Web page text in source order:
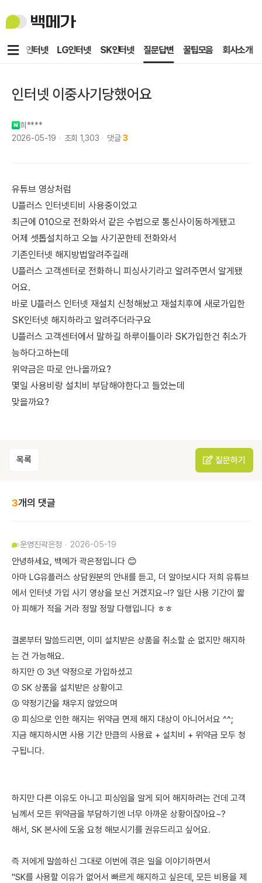
백
메
KT인터넷 LG인터넷 SK인터넷 질문답변 꿀팁모음 회사소개
메
인터넷 이중사기당했어요
희****
2026-05-19
조회 1,303 댓글 3
유튜브 영상처럼
U플러스 인터넷티비 사용중이었고
최근에 010으로 전화와서 같은 수법으로 통신사이동하게됐고
어제 셋톱설치하고 오늘 사기꾼한테 전화와서
기존인터넷 해지방법알려주길래
U플러스 고객센터로 전화하니 피싱사기라고 알려주면서 알게됐
어요.
바로 U플러스 인터넷 재설치 신청해놨고 재설치후에 새로가입한
SK인터넷 해지하라고 알려주더라구요
U플러스 고객센터에서 말하길 하루이틀이라 SK가입한건 취소가
능하다고하는데
위약금은 따로 안나올까요?
몇일 사용비랑 설치비 부담해야한다고 들었는데
맞을까요?
목록 질문하기
3개의 댓글
운영진곽은정 2026-05-19
안녕하세요, 백메가 곽은정입니다 😊
아마 LG유플러스 상담원분의 안내를 듣고, 더 알아보시다 저희 유튜브
에서 인터넷 가입 사기 영상을 보신 거겠지요~!? 일단 사용 기간이 짧
아 피해가 적을 거라 정말 정말 다행입니다 ㅎㅎ
결론부터 말씀드리면, 이미 설치받은 상품을 취소할 순 없지만 해지하
는 건 가능해요.
하지만 ① 3년 약정으로 가입하셨고
② SK 상품을 설치받은 상황이고
③ 약정기간을 채우지 않았으며
④ 피싱으로 인한 해지는 위약금 면제 해지 대상이 아니어서요 ^^;
지금 해지하시면 사용 기간 만큼의 사용료 + 설치비 + 위약금 모두 청
구됩니다.
하지만 다른 이유도 아니고 피싱임을 알게 되어 해지하려는 건데 고객
님께서 모든 위약금을 부담하기엔 너무 아까운 상황이잖아요~?
해서, SK 본사에 도움 요청 해보시기를 권유드리고 싶어요.
즉 저에게 말씀하신 그대로 이번에 겪은 일을 이야기하면서
"SK를 사용할 이유가 없어서 빠르게 해지하고 싶은데, 모든 비용을 제